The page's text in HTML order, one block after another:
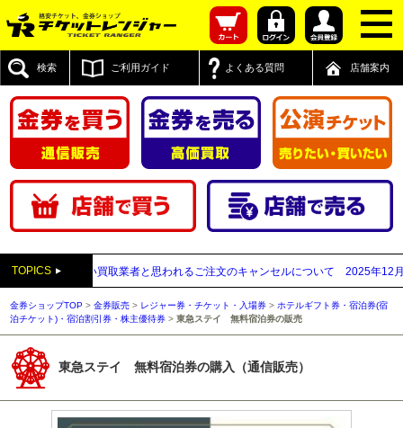
検索 ご利用ガイド よくある質問 店舗案内
TOPICS
先が先払い買取業者と思われるご注文のキャンセルについて 2025年12月05日
金券ショップTOP >金券販売 > レジャー券・チケット・入場券 > ホテルギフト券・宿泊券(宿
泊チケット)・宿泊割引券・株主優待券 >東急ステイ 無料宿泊券の販売
東急ステイ 無料宿泊券の購入（通信販売）